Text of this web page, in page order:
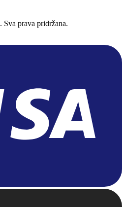
. Sva prava pridržana.